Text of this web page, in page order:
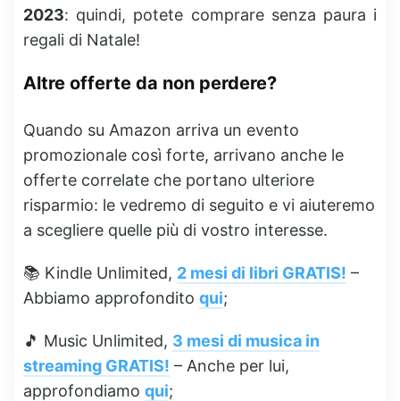
2023: quindi, potete comprare senza paura i
regali di Natale!
Altre offerte da non perdere?
Quando su Amazon arriva un evento
promozionale così forte, arrivano anche le
offerte correlate che portano ulteriore
risparmio: le vedremo di seguito e vi aiuteremo
a scegliere quelle più di vostro interesse.
📚 Kindle Unlimited, 2 mesi di libri GRATIS! –
Abbiamo approfondito qui;
🎵 Music Unlimited, 3 mesi di musica in
streaming GRATIS! – Anche per lui,
approfondiamo qui;